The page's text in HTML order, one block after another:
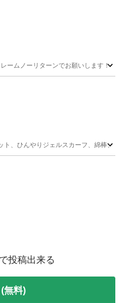
ームノーリターンでお願いします！
ト、ひんやりジェルスカーフ、綿棒
投稿出来る
無料)